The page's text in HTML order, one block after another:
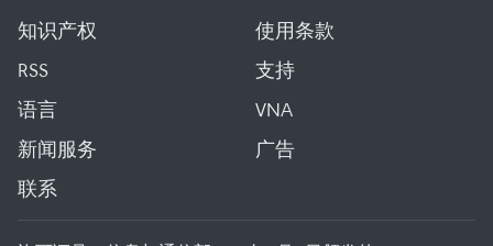
知识产权
使用条款
RSS
支持
语言
VNA
新闻服务
广告
联系